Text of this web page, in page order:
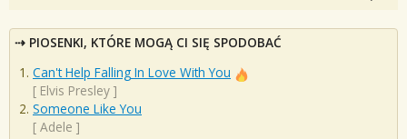
PIOSENKI, KTÓRE MOGĄ CI SIĘ SPODOBAĆ
Can't Help Falling In Love With You
[ Elvis Presley ]
Someone Like You
[ Adele ]